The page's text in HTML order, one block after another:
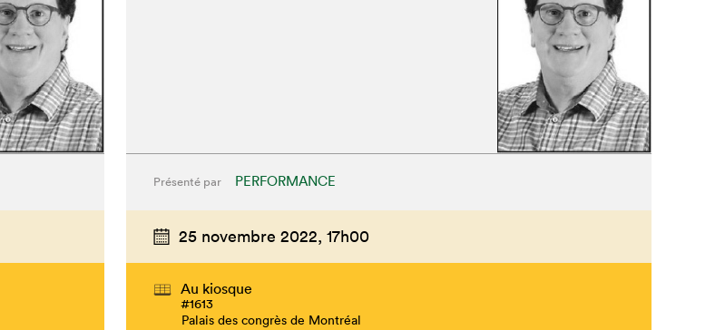
Présenté par PERFORMANCE
25 novembre 2022, 17h00
Au kiosque
#1613
Palais des congrès de Montréal